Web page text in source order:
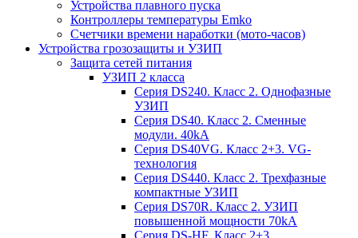
Устройства плавного пуска
Контроллеры температуры Emko
Счетчики времени наработки (мото-часов)
Устройства грозозащиты и УЗИП
Защита сетей питания
УЗИП 2 класса
Серия DS240. Класс 2. Однофазные
УЗИП
Серия DS40. Класс 2. Сменные
модули. 40kA
Серия DS40VG. Класс 2+3. VG-
технология
Серия DS440. Класс 2. Трехфазные
компактные УЗИП
Серия DS70R. Класс 2. УЗИП
повышенной мощности 70kA
Серия DS-HF. Класс 2+3.